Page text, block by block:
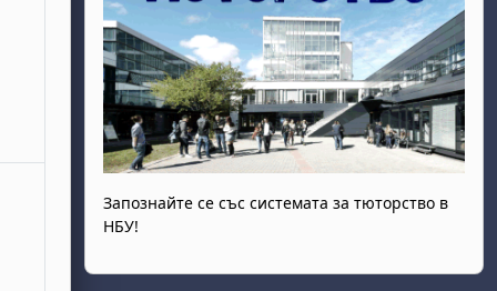
28 мартнеделя, 29 март
Запознайте се със системата за тюторство в
НБУ!